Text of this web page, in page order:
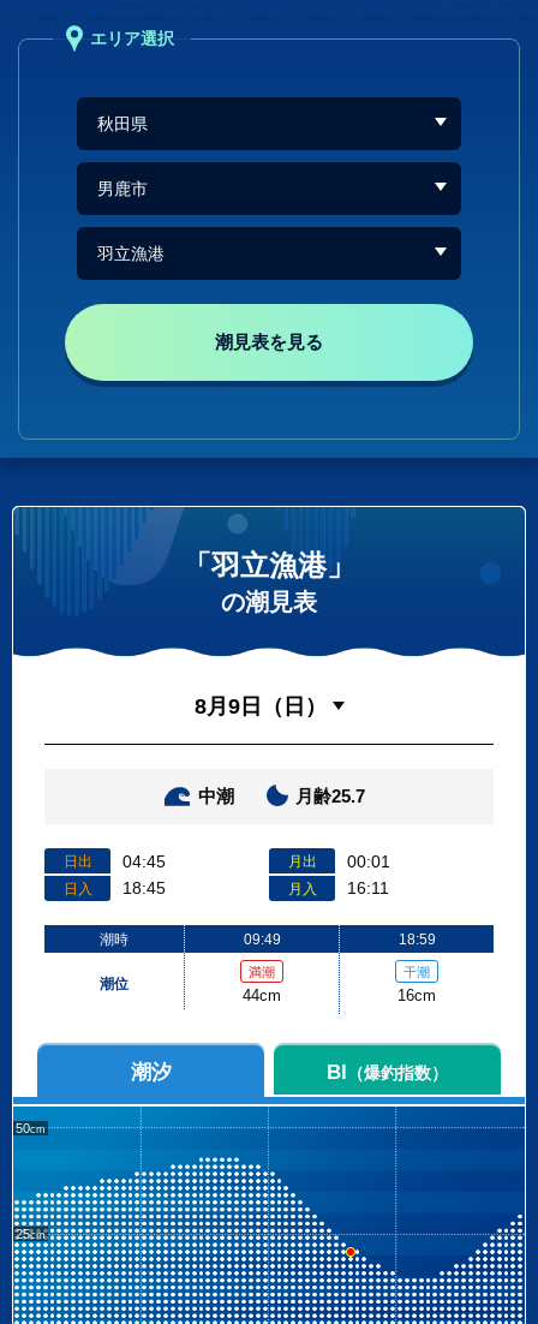
エリア選択
潮見表を見る
「羽立漁港」
の潮見表
中潮 月齢25.7
日出 04:45
日入 18:45
月出 00:01
月入 16:11
潮時
潮位
09:49
満潮
44cm
18:59
干潮
16cm
潮汐 BI （爆釣指数）
50
25